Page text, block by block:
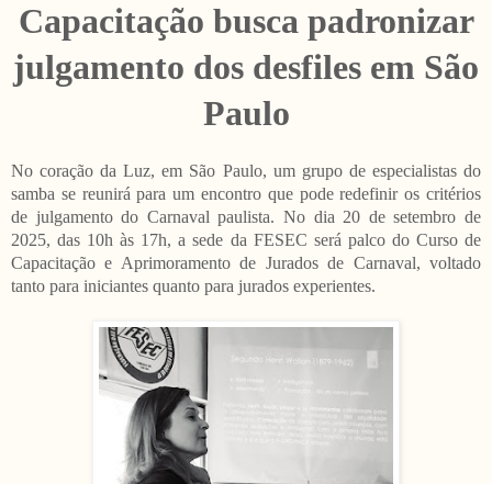
Capacitação busca padronizar
julgamento dos desfiles em São
Paulo
No coração da Luz, em São Paulo, um grupo de especialistas do
samba se reunirá para um encontro que pode redefinir os critérios
de julgamento do Carnaval paulista. No dia 20 de setembro de
2025, das 10h às 17h, a sede da FESEC será palco do Curso de
Capacitação e Aprimoramento de Jurados de Carnaval, voltado
tanto para iniciantes quanto para jurados experientes.